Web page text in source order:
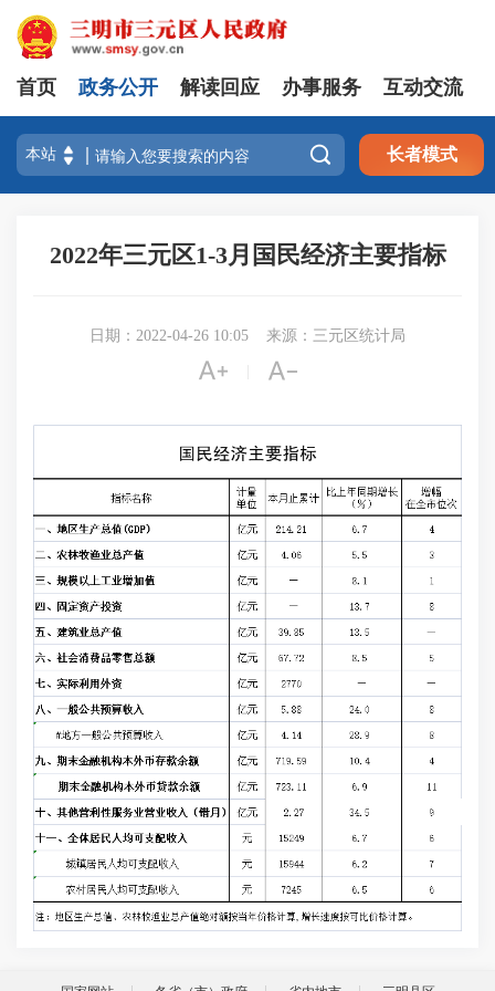
首页 政务公开 解读回应 办事服务 互动交流
 长者模式
2022年三元区1-3月国民经济主要指标
日期：2022-04-26 10:05 来源：三元区统计局
 